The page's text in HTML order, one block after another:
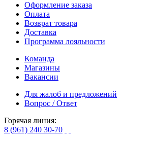
Оформление заказа
Оплата
Возврат товара
Доставка
Программа лояльности
Команда
Магазины
Вакансии
Для жалоб и предложений
Вопрос / Ответ
Горячая линия:
8 (961) 240 30-70